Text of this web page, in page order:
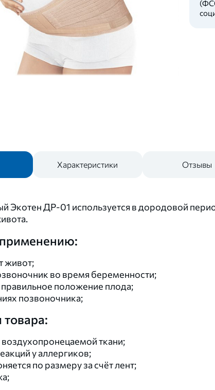
Характеристики Отзывы
Экотен ДР-01 используется в дородовой
живот;
во время беременности;
положение плода;
позвоночника;
воздухопронецаемой ткани;
у аллергиков;
по размеру за счёт лент;